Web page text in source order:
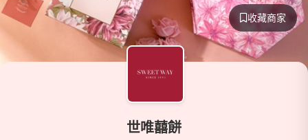
收藏商家
世唯囍餅